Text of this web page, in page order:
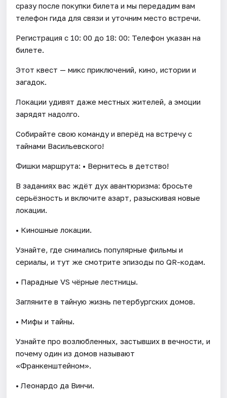
сразу после покупки билета и мы передадим вам
телефон гида для связи и уточним место встречи.
Регистрация с 10: 00 до 18: 00: Телефон указан на
билете.
Этот квест — микс приключений, кино, истории и
загадок.
Локации удивят даже местных жителей, а эмоции
зарядят надолго.
Собирайте свою команду и вперёд на встречу с
тайнами Васильевского!
Фишки маршрута: • Вернитесь в детство!
В заданиях вас ждёт дух авантюризма: бросьте
серьёзность и включите азарт, разыскивая новые
локации.
• Киношные локации.
Узнайте, где снимались популярные фильмы и
сериалы, и тут же смотрите эпизоды по QR-кодам.
• Парадные VS чёрные лестницы.
Загляните в тайную жизнь петербургских домов.
• Мифы и тайны.
Узнайте про возлюбленных, застывших в вечности, и
почему один из домов называют
«Франкенштейном».
• Леонардо да Винчи.